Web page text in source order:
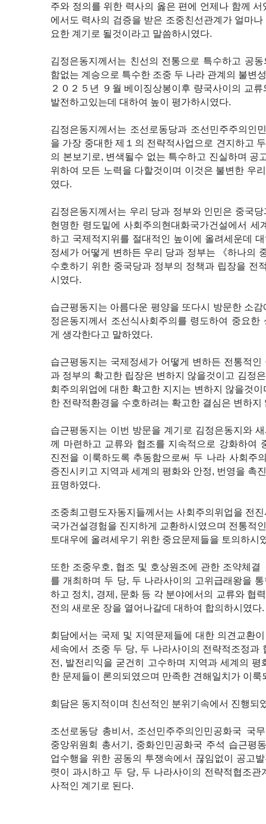
주와 정의를 위한 력사의 옳은 편에 언제나 함께
에서도 력사의 검증을 받은 조중친선관계가 얼마
요한 계기로 될것이라고 말씀하시였다.
김정은동지께서는 친선의 전통으로 특수하고 공
함없는 계승으로 특수한 조중 두 나라 관계의 불변
２０２５년 ９월 베이징상봉이후 량국사이의 교
발전하고있는데 대하여 높이 평가하시였다.
김정은동지께서는 조선로동당과 조선민주주의인
을 가장 중대한 제１의 전략적사업으로 견지하고
의 본보기로, 변색될수 없는 특수하고 진실하며 공
위하여 모든 노력을 다할것이며 이것은 불변한 우
였다.
김정은동지께서는 우리 당과 정부와 인민은 중국
현명한 령도밑에 사회주의현대화국가건설에서
하고 국제적지위를 절대적인 높이에 올려세운데
정세가 어떻게 변하든 우리 당과 정부는 《하나의
수호하기 위한 중국당과 정부의 정책과 립장을 전
시였다.
습근평동지는 아름다운 평양을 또다시 방문한 소
정은동지께서 조선식사회주의를 령도하여 중요
게 생각한다고 말하였다.
습근평동지는 국제정세가 어떻게 변하든 전통적
과 정부의 확고한 립장은 변하지 않을것이고 김정
회주의위업에 대한 확고한 지지는 변하지 않을것
한 전략적환경을 수호하려는 확고한 결심은 변하
습근평동지는 이번 방문을 계기로 김정은동지와
께 마련하고 교류와 협조를 지속적으로 강화하여
진전을 이룩하도록 추동함으로써 두 나라 사회주
증진시키고 지역과 세계의 평화와 안정, 번영을 촉
표명하였다.
조중최고령도자동지들께서는 사회주의위업을 전
국가건설경험을 진지하게 교환하시였으며 전통적
토대우에 올려세우기 위한 중요문제들을 토의하시
또한 조중우호, 협조 및 호상원조에 관한 조약체
를 개최하며 두 당, 두 나라사이의 고위급래왕을
하고 정치, 경제, 문화 등 각 분야에서의 교류와 협
전의 새로운 장을 열어나갈데 대하여 합의하시였다.
회담에서는 국제 및 지역문제들에 대한 의견교환
세속에서 조중 두 당, 두 나라사이의 전략적조정과
전, 발전리익을 굳건히 고수하며 지역과 세계의
한 문제들이 론의되였으며 만족한 견해일치가 이룩
회담은 동지적이며 친선적인 분위기속에서 진행되
조선로동당 총비서, 조선민주주의인민공화국 국
중앙위원회 총서기, 중화인민공화국 주석 습근평
업수행을 위한 공동의 투쟁속에서 끊임없이 공고
렷이 과시하고 두 당, 두 나라사이의 전략적협조
사적인 계기로 된다.